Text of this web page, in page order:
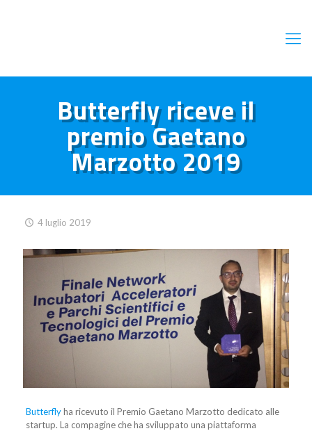
Butterfly riceve il
premio Gaetano
Marzotto 2019
4 luglio 2019
Butterflyha ricevuto il Premio Gaetano Marzotto dedicato alle
startup. La compagine che ha sviluppato una piattaforma